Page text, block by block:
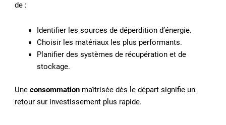
de :
Identifier les sources de déperdition d’énergie.
Choisir les matériaux les plus performants.
Planifier des systèmes de récupération et de
stockage.
Uneconsommation maîtrisée dès le départ signifie un
retour sur investissement plus rapide.